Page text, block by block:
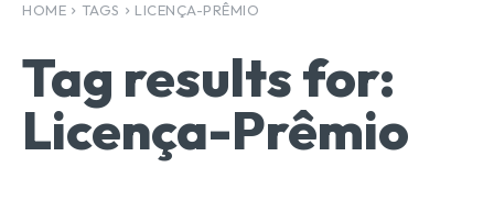
HOME TAGS LICENÇA-PRÊMIO
Tag results for:
Licença-Prêmio